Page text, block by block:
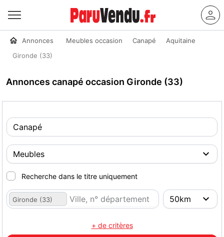
Annonces Meubles occasion Canapé
Aquitaine
Gironde (33)
Annonces canapé occasion Gironde (33)
Recherche dans le titre uniquement
Gironde (33)
+ de critères